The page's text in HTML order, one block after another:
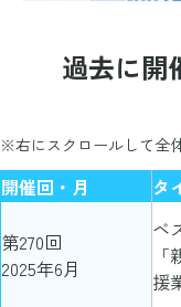
過去に開
※右にスクロールして全
開催回・月 タ
第270回
2025年6月
ベ
援